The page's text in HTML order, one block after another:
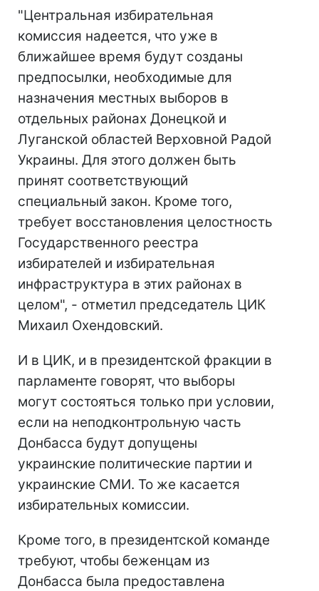
"Центральная избирательная
комиссия надеется, что уже в
ближайшее время будут созданы
предпосылки, необходимые для
назначения местных выборов в
отдельных районах Донецкой и
Луганской областей Верховной Радой
Украины. Для этого должен быть
принят соответствующий
специальный закон. Кроме того,
требует восстановления целостность
Государственного реестра
избирателей и избирательная
инфраструктура в этих районах в
целом", - отметил председатель ЦИК
Михаил Охендовский.
И в ЦИК, и в президентской фракции в
парламенте говорят, что выборы
могут состояться только при условии,
если на неподконтрольную часть
Донбасса будут допущены
украинские политические партии и
украинские СМИ. То же касается
избирательных комиссии.
Кроме того, в президентской команде
требуют, чтобы беженцам из
Донбасса была предоставлена